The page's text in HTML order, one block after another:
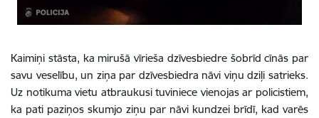
Kaimiņi stāsta, ka mirušā vīrieša dzīvesbiedre šobrīd cīnās par
savu veselību, un ziņa par dzīvesbiedra nāvi viņu dziļi satrieks.
Uz notikuma vietu atbraukusi tuviniece vienojas ar policistiem,
ka pati paziņos skumjo ziņu par nāvi kundzei brīdī, kad varēs